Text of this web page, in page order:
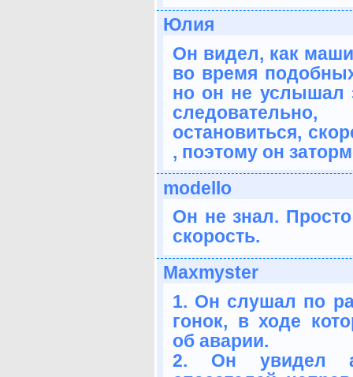
Юлия
Он видел, как
во время
но он не услышал
остановиться,
, поэтому он
modello
Он не знал.
скорость.
Maxmyster
1. Он слушал по
гонок, в ходе
об аварии.
2. Он увидел